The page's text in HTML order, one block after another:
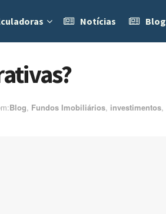
Notícias Blog
ㅤBlog, Fundos Imobiliários, investimentos,